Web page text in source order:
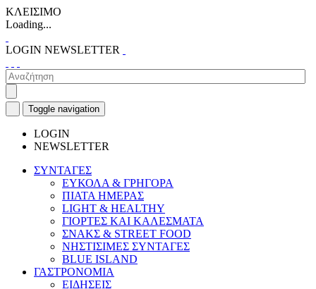
ΚΛΕΙΣΙΜΟ
Loading...
LOGIN NEWSLETTER
Toggle navigation
LOGIN
NEWSLETTER
ΣΥΝΤΑΓΕΣ
ΕΥΚΟΛΑ & ΓΡΗΓΟΡΑ
ΠΙΑΤΑ ΗΜΕΡΑΣ
LIGHT & HEALTHY
ΓΙΟΡΤΕΣ ΚΑΙ ΚΑΛΕΣΜΑΤΑ
ΣΝΑΚΣ & STREET FOOD
ΝΗΣΤΙΣΙΜΕΣ ΣΥΝΤΑΓΕΣ
BLUE ISLAND
ΓΑΣΤΡΟΝΟΜΙΑ
ΕΙΔΗΣΕΙΣ